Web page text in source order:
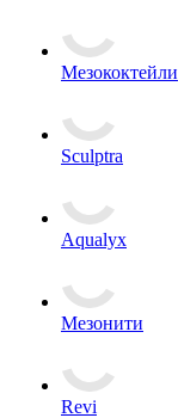
Мезококтейли
Sculptra
Aqualyx
Мезонити
Revi